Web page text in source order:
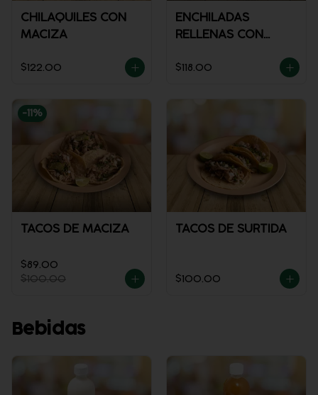
CHILAQUILES CON
MACIZA
$122.00
ENCHILADAS
RELLENAS CON
$118.00
-11 %
TACOS DE MACIZA
$89.00
$100.00
TACOS DE SURTIDA
$100.00
Bebidas